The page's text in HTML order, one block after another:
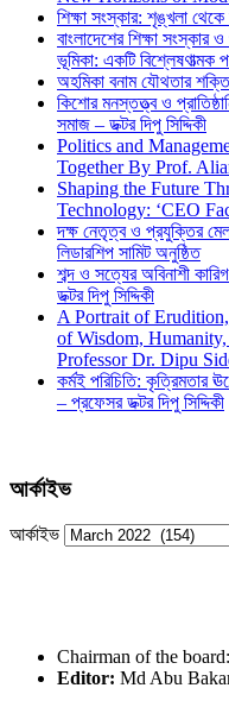
শিক্ষা সংস্কার: শৃঙ্খলা
বাংলাদেশের শিক্ষা সংস্কার
ভূমিকা: একটি বিশ্লেষণাত্মক
অহমিকা বনাম যৌথতার শক্তি
কিশোর মনস্তত্ত্ব ও
সমাজ – ডক্টর দিপু সিদ্দিকী
Politics and
Together By Prof.
Shaping the Future
Technology: ‘CEO
দক্ষ নেতৃত্ব ও প্রযুক্তির
লিডারশিপ সামিট অনুষ্ঠিত
শব্দ ও সত্যের অবিনাশী
ডক্টর দিপু সিদ্দিকী
A Portrait of
of Wisdom,
Professor Dr. Dipu
কর্মই পরিচিতি: কৃত্রিমতার
– প্রফেসর ডক্টর দিপু সিদ্দিকী
আর্কাইভ
আর্কাইভ
Chairman of the
Editor: Md Abu